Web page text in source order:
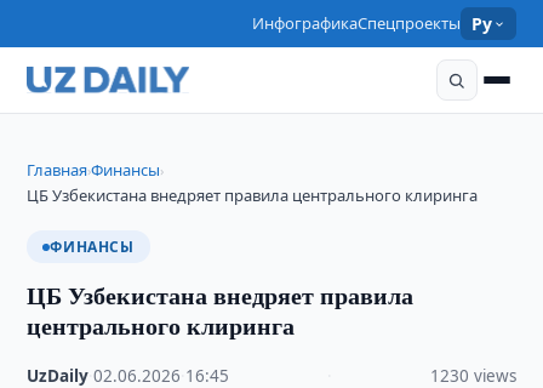
ИнфографикаСпецпроекты Ру
Главная›Финансы›
ЦБ Узбекистана внедряет правила центрального клиринга
ФИНАНСЫ
ЦБ Узбекистана внедряет правила
центрального клиринга
UzDaily ·02.06.2026 16:45 1230 views